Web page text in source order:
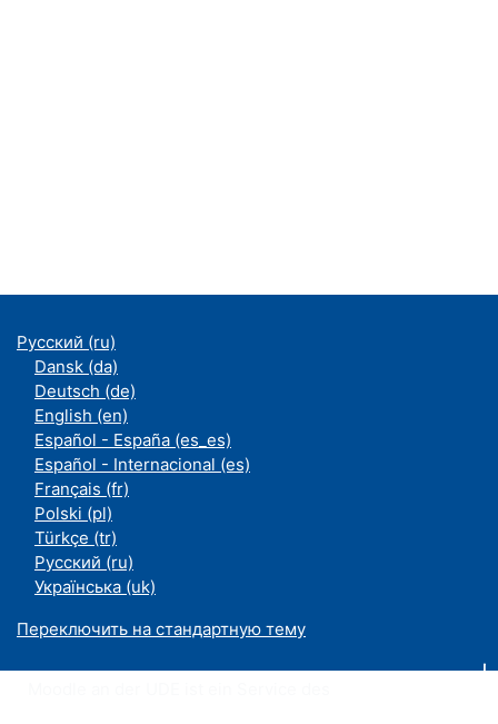
Русский ‎(ru)‎
Dansk ‎(da)‎
Deutsch ‎(de)‎
English ‎(en)‎
Español - España ‎(es_es)‎
Español - Internacional ‎(es)‎
Français ‎(fr)‎
Polski ‎(pl)‎
Türkçe ‎(tr)‎
Русский ‎(ru)‎
Українська ‎(uk)‎
Переключить на стандартную тему